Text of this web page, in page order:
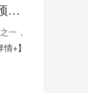
钢铁厂烧结粉尘：旋风除尘预处理技术要点
一，
情+】